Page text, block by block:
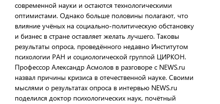
современной науки и остаются технологическими
оптимистами. Однако больше половины полагают, что
влияние учёных на социально-политическую обстановку
и бизнес в стране оставляет желать лучшего. Таковы
результаты опроса, проведённого недавно Институтом
психологии РАН и социологической группой ЦИРКОН.
Профессор Александр Асмолов в разговоре с NEWS.ru
назвал причины кризиса в отечественной науке. Своими
мыслями о результатах опроса в интервью NEWS.ru
поделился доктор психологических наук, почётный